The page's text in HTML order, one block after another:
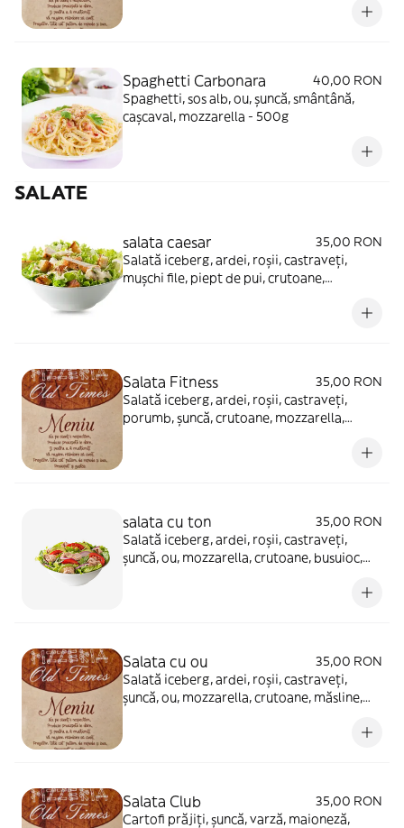
Spaghetti Carbonara
40,00 RON
Spaghetti, sos alb, ou, șuncă, smântână,
cașcaval, mozzarella - 500g
SALATE
salata caesar
35,00 RON
Salată iceberg, ardei, roșii, castraveți,
mușchi file, piept de pui, crutoane,
Salata Fitness
35,00 RON
Salată iceberg, ardei, roșii, castraveți,
porumb, șuncă, crutoane, mozzarella,
salata cu ton
35,00 RON
Salată iceberg, ardei, roșii, castraveți,
șuncă, ou, mozzarella, crutoane, busuioc,
Salata cu ou
35,00 RON
Salată iceberg, ardei, roșii, castraveți,
șuncă, ou, mozzarella, crutoane, măsline,
Salata Club
35,00 RON
Cartofi prăjiți, șuncă, varză, maioneză,